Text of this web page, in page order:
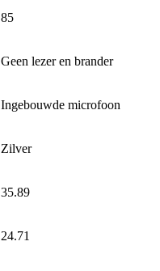
85
Geen lezer en brander
Ingebouwde microfoon
Zilver
35.89
24.71